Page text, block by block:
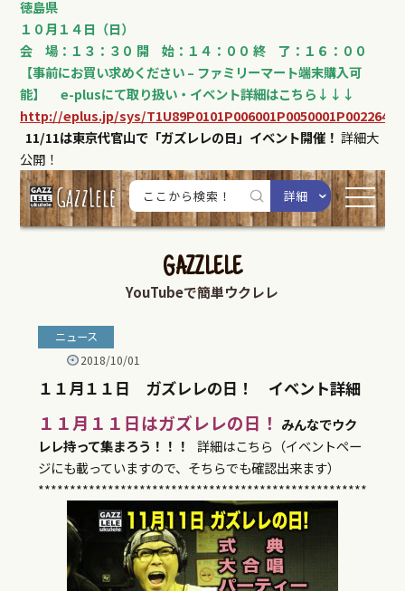
徳島県
１０月１４日（日）
会 場：１３：３０ 開 始：１４：００ 終 了：１６：００
【事前にお買い求めください – ファミリーマート端末購入可
能】
e-plusにて取り扱い・イベント詳細はこちら↓↓↓
http://eplus.jp/sys/
11/11は東京代官山で「ガズレレの日」イベント開催！ 詳細大
公開！